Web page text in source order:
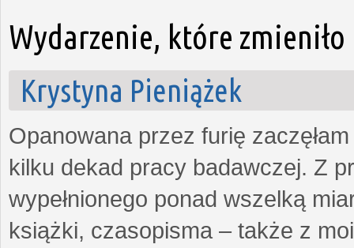
Wydarzenie, które
Krystyna Pieniążek
Opanowana przez furię
kilku dekad pracy badawczej. Z
wypełnionego ponad wszelką
książki, czasopisma – także z